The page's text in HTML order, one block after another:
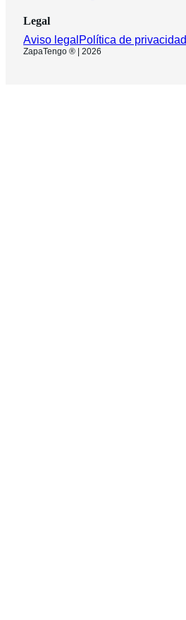
Legal
Aviso legal Política de privacidad
ZapaTengo ® | 2026